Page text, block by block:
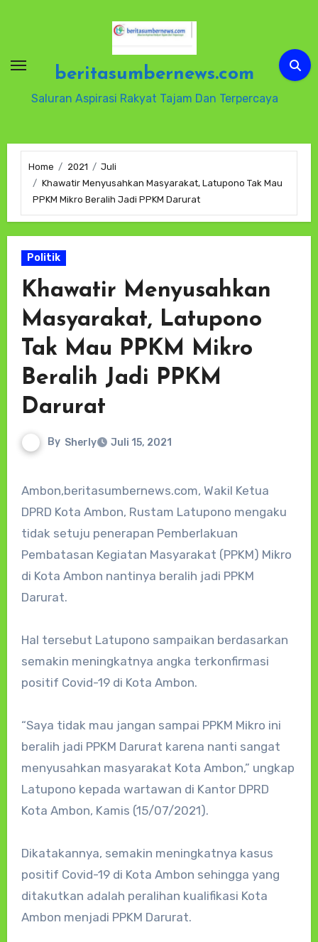
beritasumbernews.com
Saluran Aspirasi Rakyat Tajam Dan Terpercaya
Home 2021
Juli
Khawatir Menyusahkan Masyarakat, Latupono Tak Mau
PPKM Mikro Beralih Jadi PPKM Darurat
Politik
Khawatir Menyusahkan
Masyarakat, Latupono
Tak Mau PPKM Mikro
Beralih Jadi PPKM
Darurat
By Sherly Juli 15, 2021
Ambon,beritasumbernews.com, Wakil Ketua
DPRD Kota Ambon, Rustam Latupono mengaku
tidak setuju penerapan Pemberlakuan
Pembatasan Kegiatan Masyarakat (PPKM) Mikro
di Kota Ambon nantinya beralih jadi PPKM
Darurat.
Hal tersebut Latupono sampaikan berdasarkan
semakin meningkatnya angka terkonfirmasi
positif Covid-19 di Kota Ambon.
“Saya tidak mau jangan sampai PPKM Mikro ini
beralih jadi PPKM Darurat karena nanti sangat
menyusahkan masyarakat Kota Ambon,” ungkap
Latupono kepada wartawan di Kantor DPRD
Kota Ambon, Kamis (15/07/2021).
Dikatakannya, semakin meningkatnya kasus
positif Covid-19 di Kota Ambon sehingga yang
ditakutkan adalah peralihan kualifikasi Kota
Ambon menjadi PPKM Darurat.